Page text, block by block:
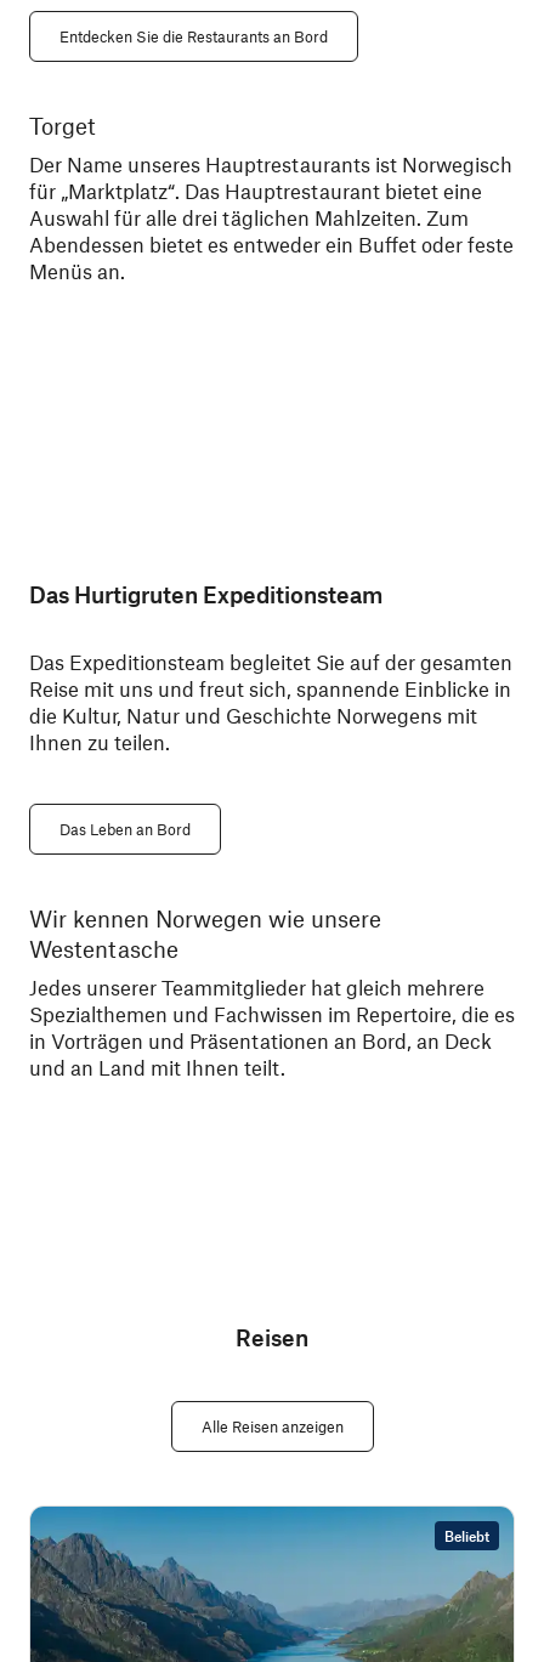
Entdecken Sie die Restaurants an Bord
Torget
Der Name unseres Hauptrestaurants ist Norwegisch
für „Marktplatz“. Das Hauptrestaurant bietet eine
Auswahl für alle drei täglichen Mahlzeiten. Zum
Abendessen bietet es entweder ein Buffet oder feste
Menüs an.
Das Hurtigruten Expeditionsteam
Das Expeditionsteam begleitet Sie auf der gesamten
Reise mit uns und freut sich, spannende Einblicke in
die Kultur, Natur und Geschichte Norwegens mit
Ihnen zu teilen.
Das Leben an Bord
Wir kennen Norwegen wie unsere
Westentasche
Jedes unserer Teammitglieder hat gleich mehrere
Spezialthemen und Fachwissen im Repertoire, die es
in Vorträgen und Präsentationen an Bord, an Deck
und an Land mit Ihnen teilt.
Reisen
Alle Reisen anzeigen
Beliebt